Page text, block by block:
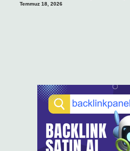
Temmuz 18, 2026